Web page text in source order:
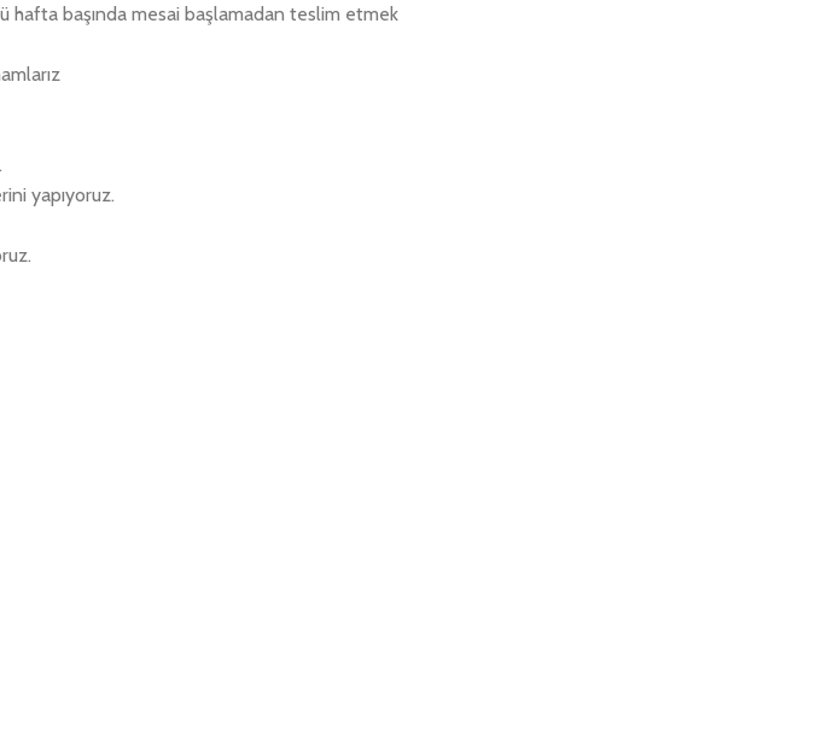
hafta başında mesai başlamadan teslim etmek
yapıyoruz.